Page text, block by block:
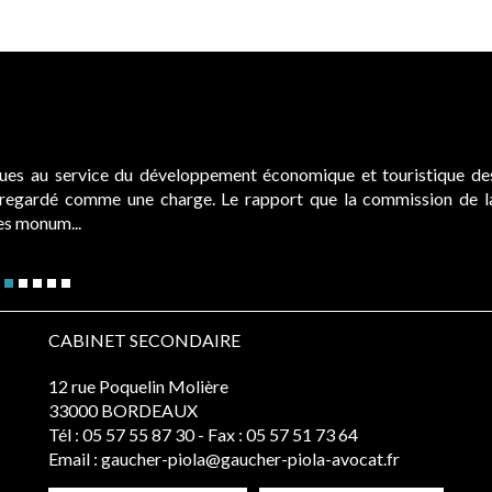
au service du développement économique et touristique
comme une charge. Le rapport que la commission de
monum...
CABINET SECONDAIRE
12 rue Poquelin Molière
33000 BORDEAUX
Tél : 05 57 55 87 30 - Fax : 05 57 51 73 64
Email : gaucher-piola@gaucher-piola-avocat.fr